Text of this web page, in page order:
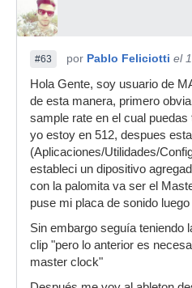
#63 por Pablo Feliciotti el
Hola Gente, soy usuario de
de esta manera, primero
sample rate en el cual
yo estoy en 512, despues
(Aplicaciones/Utilidades/
estableci un dipositivo
con la palomita va ser el
puse mi placa de sonido luego
Sin embargo seguía teniendo
clip "pero lo anterior es
master clock"